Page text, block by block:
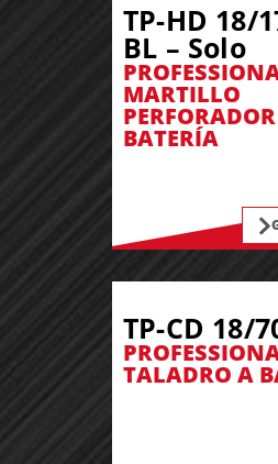
TP-HD 18/
BL – Solo
MARTILLO
BATERÍA
TP-CD 18/
TALADRO A